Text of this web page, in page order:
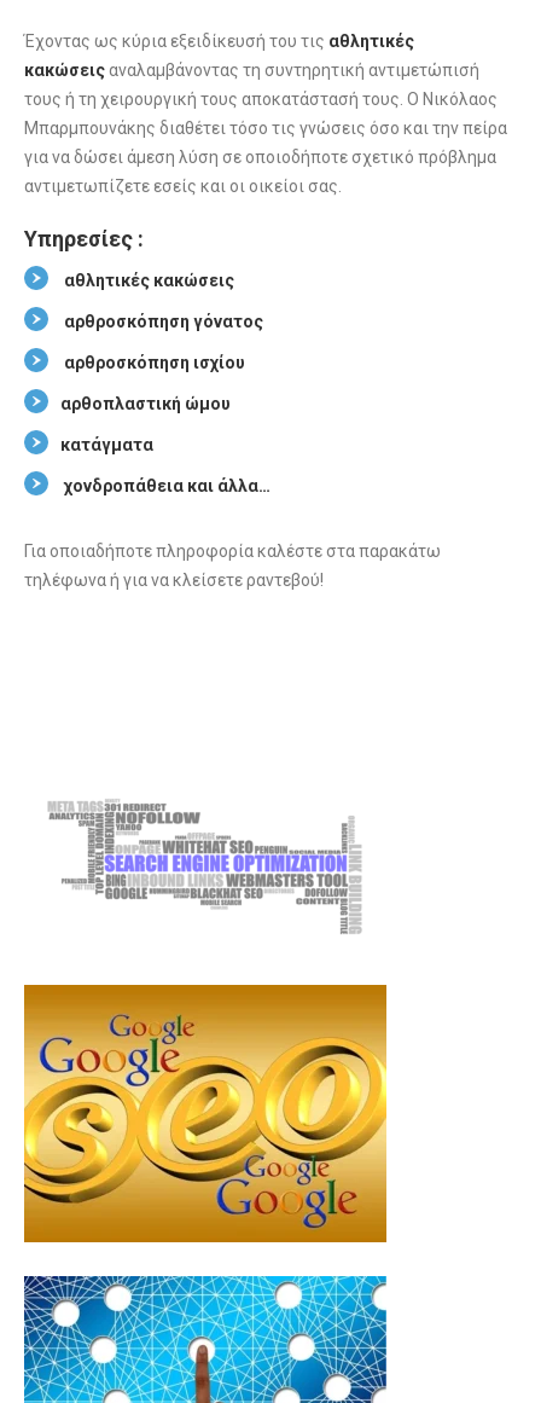
Έχοντας ως κύρια εξειδίκευσή του τις αθλητικές
κακώσειςαναλαμβάνοντας τη συντηρητική αντιμετώπισή
τους ή τη χειρουργική τους αποκατάστασή τους. Ο Νικόλαος
Μπαρμπουνάκης διαθέτει τόσο τις γνώσεις όσο και την πείρα
για να δώσει άμεση λύση σε οποιοδήποτε σχετικό πρόβλημα
αντιμετωπίζετε εσείς και οι οικείοι σας.
Υπηρεσίες :
αθλητικές κακώσεις
αρθροσκόπηση γόνατος
αρθροσκόπηση ισχίου
αρθοπλαστική ώμου
κατάγματα
χονδροπάθεια και άλλα…
Για οποιαδήποτε πληροφορία καλέστε στα παρακάτω
τηλέφωνα ή για να κλείσετε ραντεβού!